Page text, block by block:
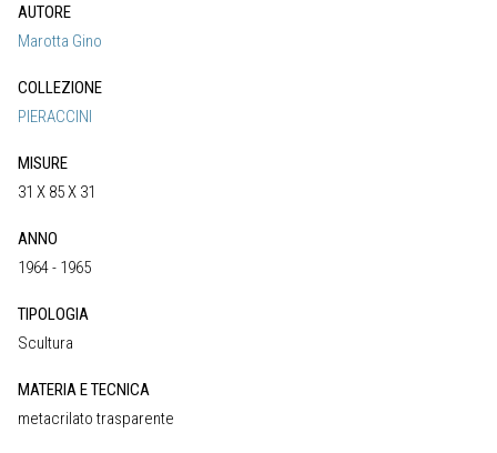
AUTORE
Marotta Gino
COLLEZIONE
PIERACCINI
MISURE
31 X 85 X 31
ANNO
1964 - 1965
TIPOLOGIA
Scultura
MATERIA E TECNICA
metacrilato trasparente